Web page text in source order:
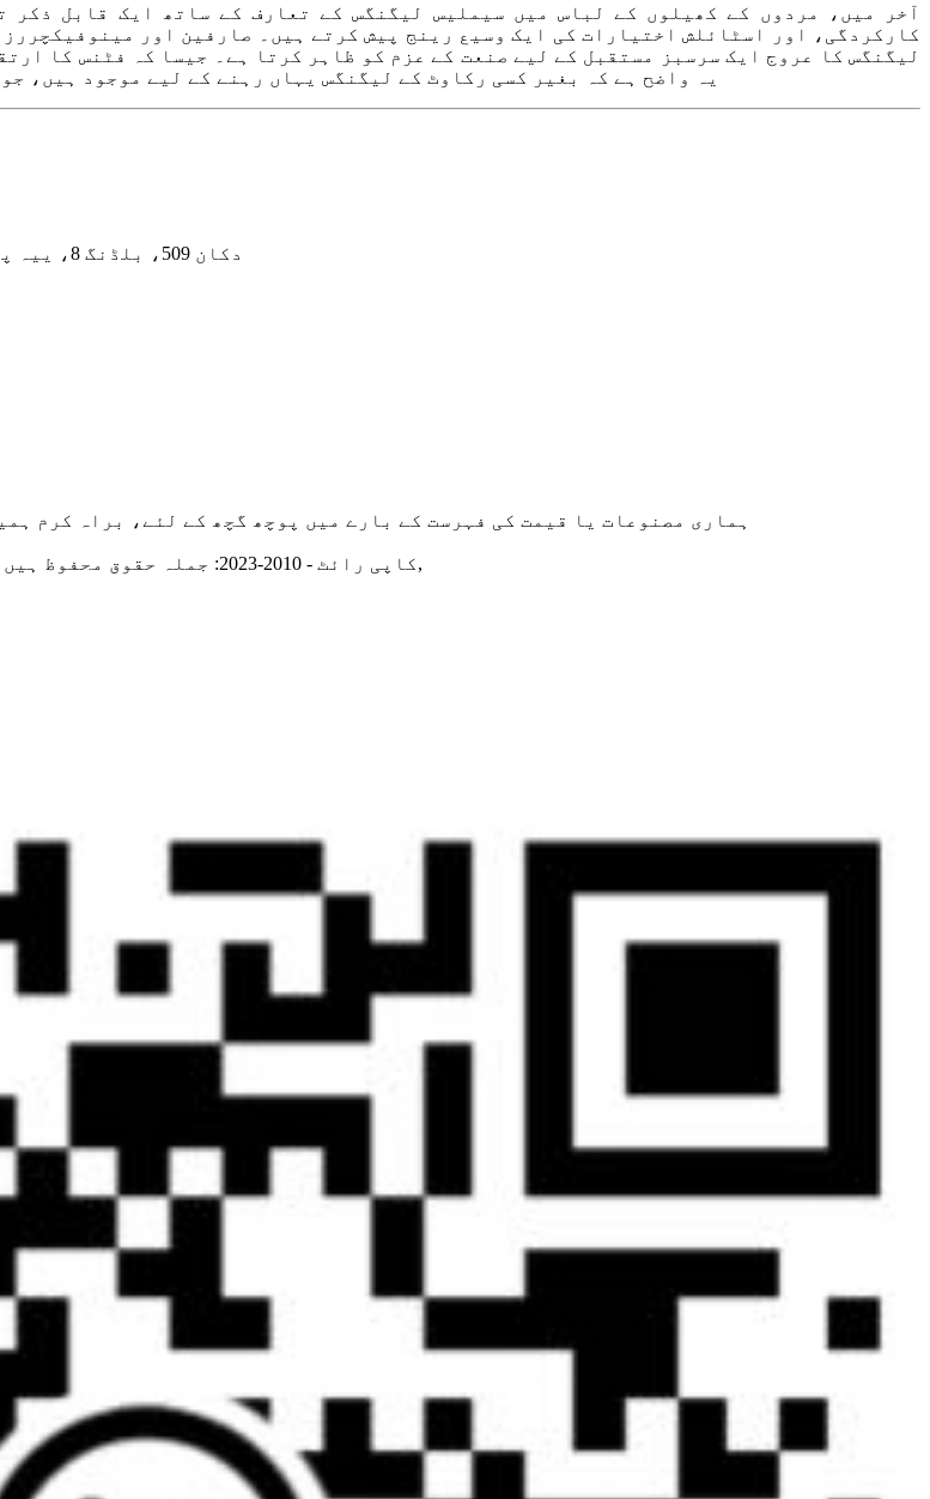
آخر میں، مردوں کے کھیلوں کے لباس میں سیملیس لیگنگس کے تعارف کے ساتھ ایک قابل
کارکردگی، اور اسٹائلش اختیارات کی ایک وسیع رینج پیش کرتے ہیں۔ صارفین اور
لیگنگس کا عروج ایک سرسبز مستقبل کے لیے صنعت کے عزم کو ظاہر کرتا ہے۔ جیسا کہ فٹنس کا
یہ واضح ہے کہ بغیر کسی رکاوٹ کے لیگنگس یہاں رہنے کے لیے موجود ہیں،
دکان 509، بلڈنگ 8، ییہ پلازہ، جیفانگ ویسٹ روڈ، یونھے ڈسٹرکٹ، کانگ زو شہر، صوبہ ہیبی
ہماری مصنوعات یا قیمت کی فہرست کے بارے میں پوچھ گچھ کے لئے، براہ کرم ہمیں اپنا ای میل چھوڑ دیں
© کاپی رائٹ - 2010-2023: جملہ حقوق محفوظ ہیں۔,